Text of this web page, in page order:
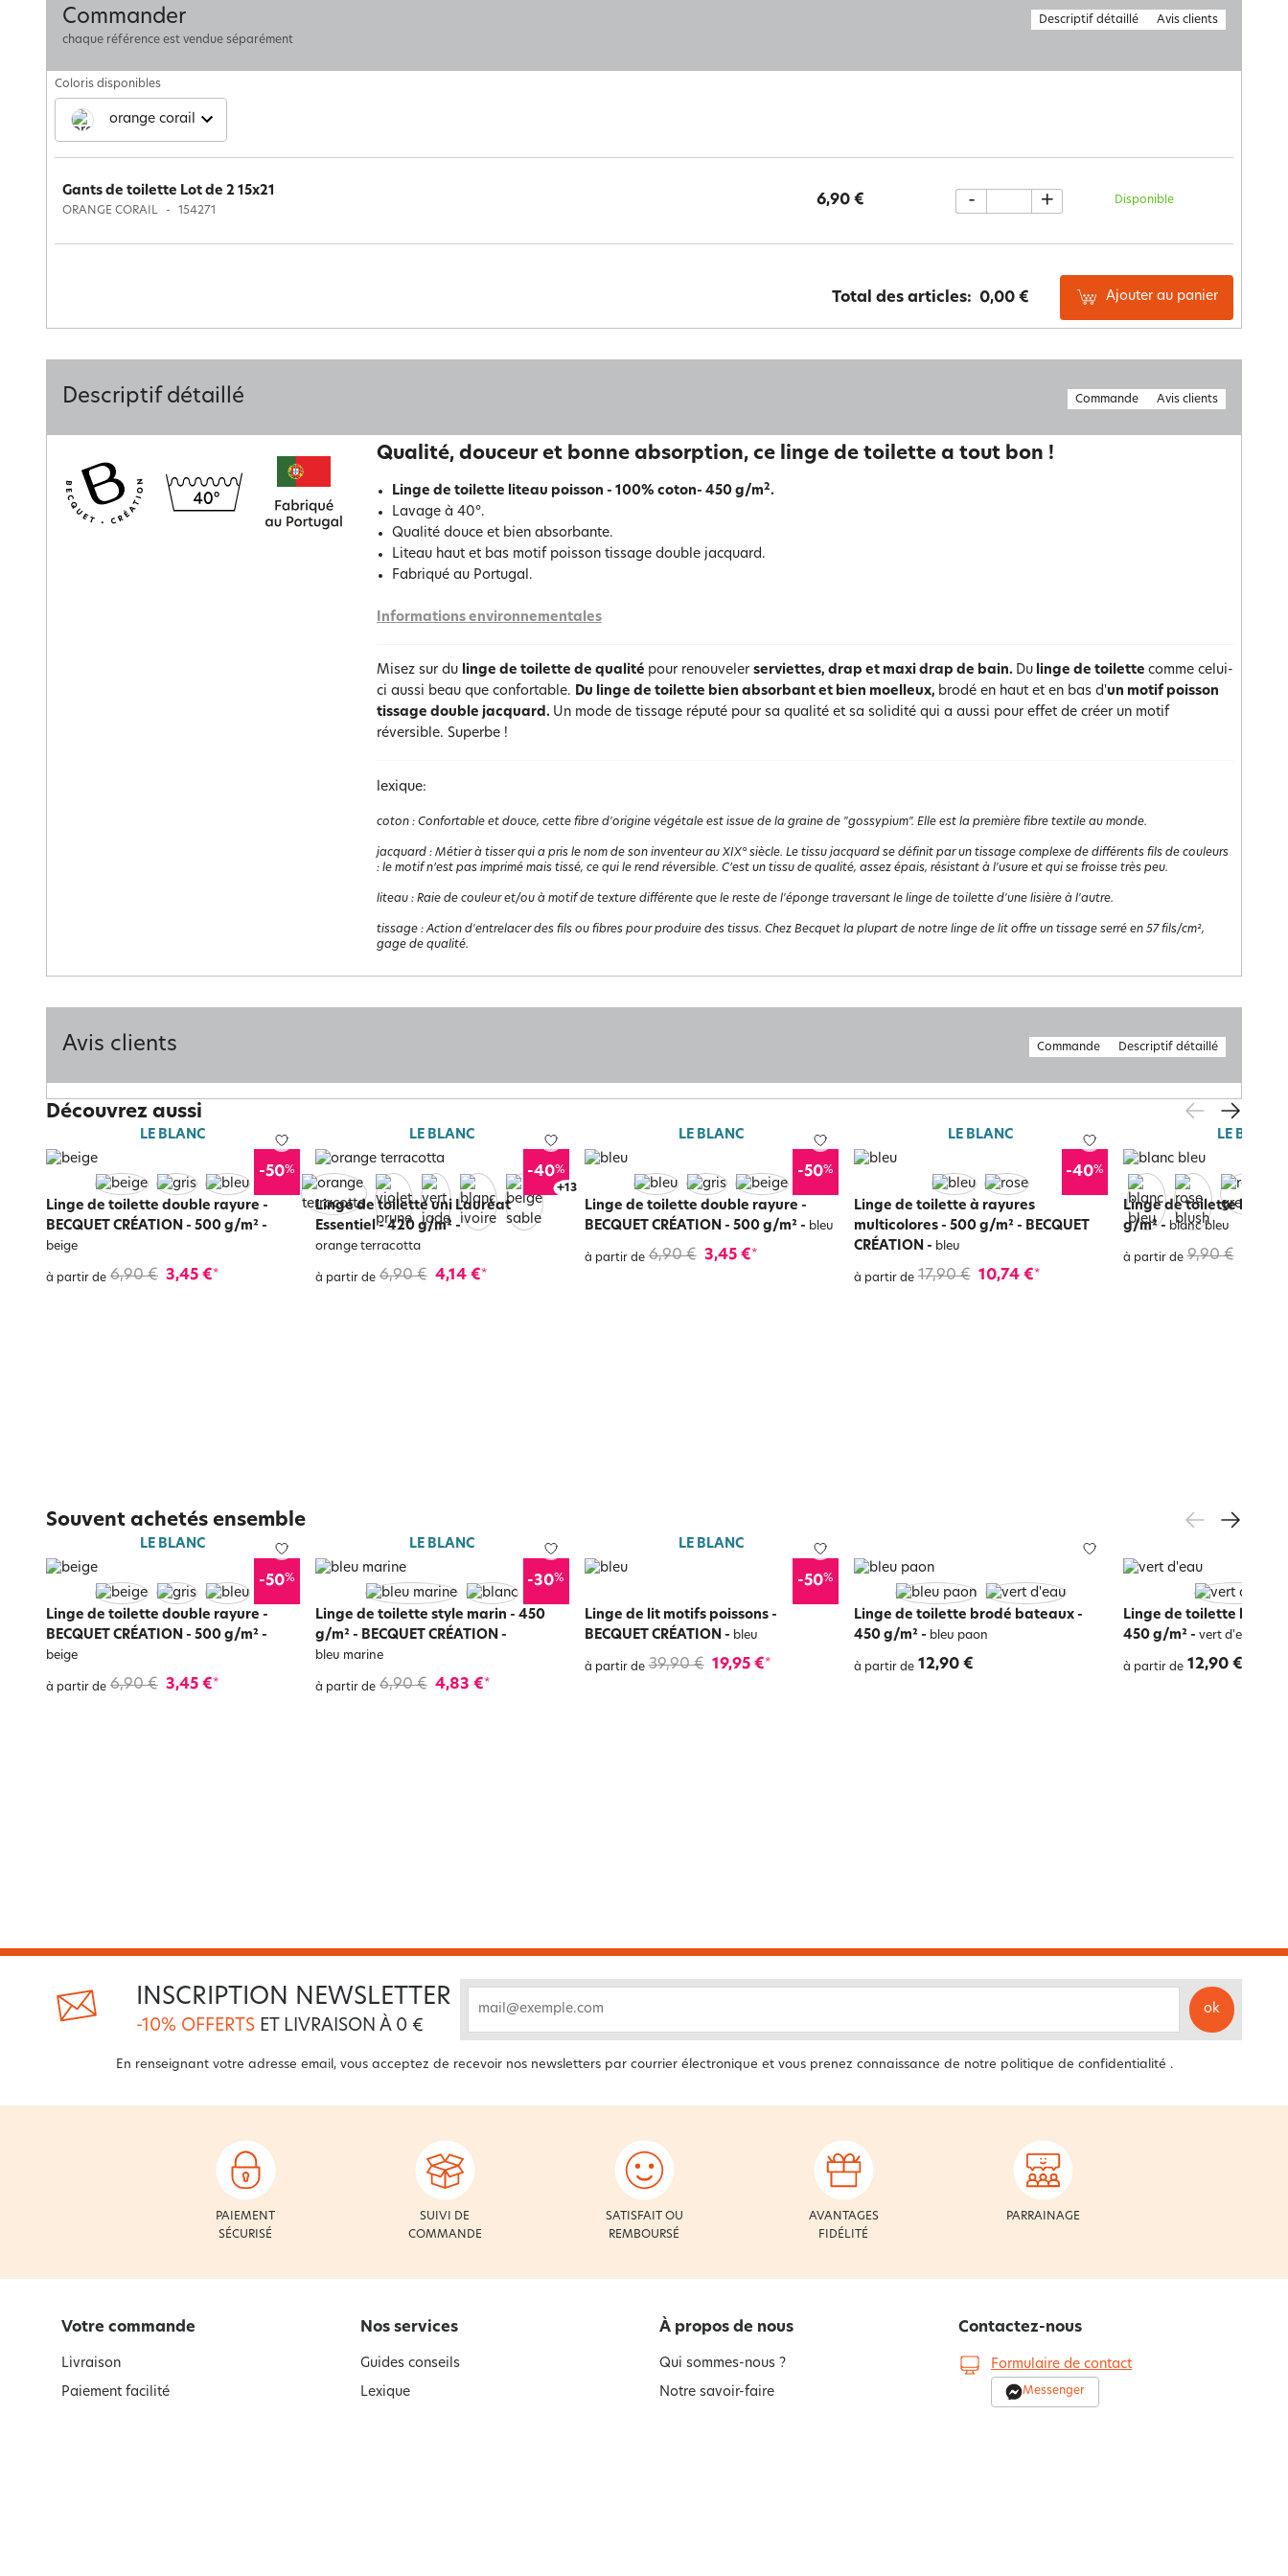
Commander
chaque référence est vendue séparément
Descriptif détaillé Avis clients
Coloris disponibles
orange corail
Gants de toilette Lot de 2 15x21
ORANGE CORAIL 154271
6,90 € Disponible
- +
Total des articles: 0,00 € Ajouter au panier
Descriptif détaillé Commande Avis clients
Qualité, douceur et bonne absorption, ce linge de toilette a tout bon !
Linge de toilette liteau poisson - 100% coton- 450 g/m2.
Lavage à 40°.
Qualité douce et bien absorbante.
Liteau haut et bas motif poisson tissage double jacquard.
Fabriqué au Portugal.
Informations environnementales
Misez sur du linge de toilette de qualité pour renouveler serviettes, drap et maxi drap de bain. Du linge de toilette comme celui-
ci aussi beau que confortable. Du linge de toilette bien absorbant et bien moelleux, brodé en haut et en bas d'un motif poisson
tissage double jacquard. Un mode de tissage réputé pour sa qualité et sa solidité qui a aussi pour effet de créer un motif
réversible. Superbe !
lexique:
coton : Confortable et douce, cette fibre d'origine végétale est issue de la graine de "gossypium". Elle est la première fibre textile au monde.
jacquard : Métier à tisser qui a pris le nom de son inventeur au XIX° siècle. Le tissu jacquard se définit par un tissage complexe de différents fils de couleurs
: le motif n’est pas imprimé mais tissé, ce qui le rend réversible. C’est un tissu de qualité, assez épais, résistant à l'usure et qui se froisse très peu.
liteau : Raie de couleur et/ou à motif de texture différente que le reste de l'éponge traversant le linge de toilette d'une lisière à l'autre.
tissage :Action d'entrelacer des fils ou fibres pour produire des tissus. Chez Becquet la plupart de notre linge de lit offre un tissage serré en 57 fils/cm²,
gage de qualité.
Avis clients Commande Descriptif détaillé
Découvrez aussi
LE BLANC
-50%
Linge de toilette double rayure -
BECQUET CRÉATION - 500 g/m² -
beige
à partir de 6,90 € 3,45 €*
LE BLANC
-40%
+17
Linge de toilette uni Lauréat
Essentiel - 420 g/m²-
orange terracotta
à partir de 6,90 € 4,14 €*
LE BLANC
-50%
Linge de toilette double rayure -
BECQUET CRÉATION - 500 g/m²- bleu
à partir de 6,90 € 3,45 €*
LE BLANC
-40%
Linge de toilette à rayures
multicolores - 500 g/m² - BECQUET
CRÉATION- bleu
à partir de 17,90 € 10,74 €*
LE BLANC
Linge de toilette liteau
g/m²- blanc bleu
à partir de 9,90 €
Souvent achetés ensemble
LE BLANC
-50%
Linge de toilette double rayure -
BECQUET CRÉATION - 500 g/m² -
beige
à partir de 6,90 € 3,45 €*
LE BLANC
-30%
Linge de toilette style marin - 450
g/m² - BECQUET CRÉATION -
bleu marine
à partir de 6,90 € 4,83 €*
LE BLANC
-50%
Linge de lit motifs poissons -
BECQUET CRÉATION - bleu
à partir de 39,90 € 19,95 €*
Linge de toilette brodé bateaux -
450 g/m²- bleu paon
à partir de 12,90 €
Linge de toilette brodé
450 g/m²- vert d'eau
à partir de 12,90 €
INSCRIPTION NEWSLETTER
-10% OFFERTS ET LIVRAISON À 0 €
ok
En renseignant votre adresse email, vous acceptez de recevoir nos newsletters par courrier électronique et vous prenez connaissance de notre politique de confidentialité .
PAIEMENT
SÉCURISÉ
SUIVI DE
COMMANDE
SATISFAIT OU
REMBOURSÉ
AVANTAGES
FIDÉLITÉ
PARRAINAGE
Votre commande
Livraison
Paiement facilité
Nos services
Guides conseils
Lexique
À propos de nous
Qui sommes-nous ?
Notre savoir-faire
Contactez-nous
Formulaire de contact
Messenger